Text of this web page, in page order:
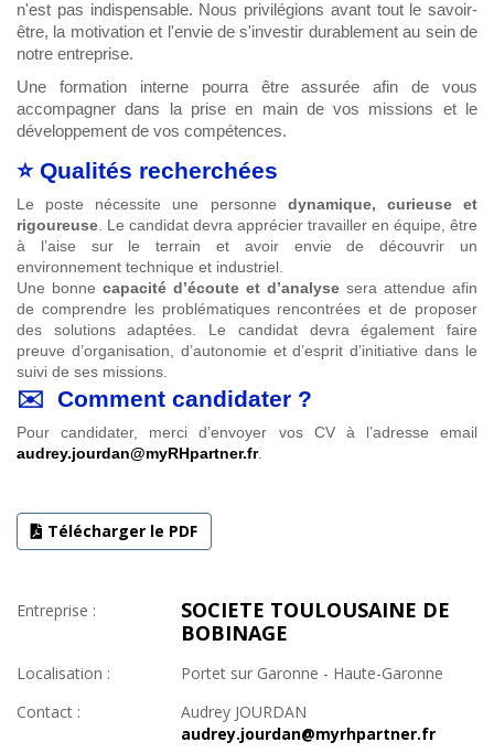
n'est pas indispensable. Nous privilégions avant tout le savoir-
être, la motivation et l'envie de s'investir durablement au sein de
notre entreprise.
Une formation interne pourra être assurée afin de vous
accompagner dans la prise en main de vos missions et le
développement de vos compétences.
⭐Qualités recherchées
Le poste nécessite une personne dynamique, curieuse et
rigoureuse . Le candidat devra apprécier travailler en équipe, être
à l’aise sur le terrain et avoir envie de découvrir un
environnement technique et industriel.
Une bonne capacité d’écoute et d’analyse sera attendue afin
de comprendre les problématiques rencontrées et de proposer
des solutions adaptées. Le candidat devra également faire
preuve d’organisation, d’autonomie et d’esprit d’initiative dans le
suivi de ses missions.
✉️ Comment candidater ?
Pour candidater, merci d’envoyer vos CV à l’adresse email
audrey.jourdan@myRHpartner.fr.
Télécharger le PDF
Entreprise :
SOCIETE TOULOUSAINE DE
BOBINAGE
Localisation :
Portet sur Garonne - Haute-Garonne
Contact :
Audrey JOURDAN
audrey.jourdan@myrhpartner.fr